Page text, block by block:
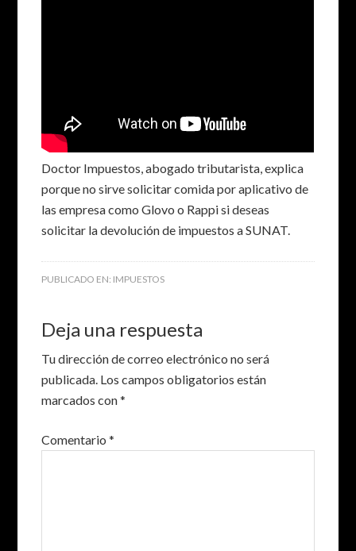
Doctor Impuestos, abogado tributarista​, explica
porque no sirve solicitar comida por aplicativo de
las empresa como Glovo o Rappi si deseas
solicitar la devolución​ de impuestos​ a SUNAT.
PUBLICADO EN: IMPUESTOS
Deja una respuesta
Tu dirección de correo electrónico no será
publicada. Los campos obligatorios están
marcados con*
Comentario*